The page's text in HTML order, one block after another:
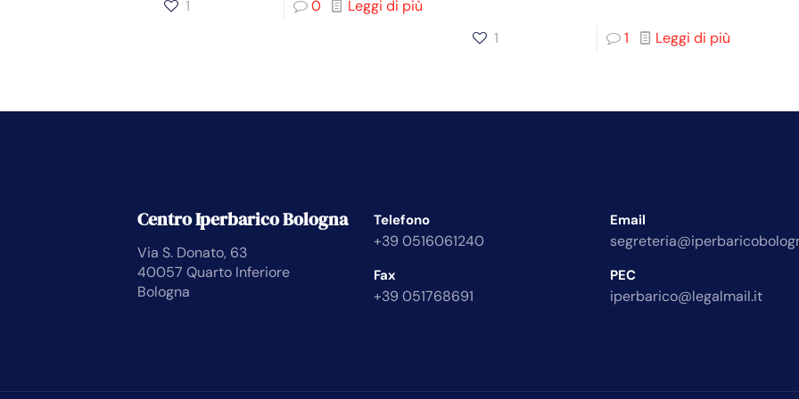
1 0
Leggi di più
1
1 Leggi di più
Centro Iperbarico Bologna
Via S. Donato, 63
40057 Quarto Inferiore
Bologna
Telefono
+39 0516061240
Fax
+39 051768691
Email
PEC
iperbarico@legalmail.it